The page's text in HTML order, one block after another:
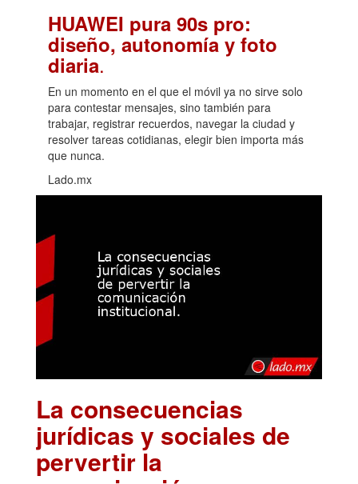
HUAWEI pura 90s pro:
diseño, autonomía y foto
diaria.
En un momento en el que el móvil ya no sirve solo
para contestar mensajes, sino también para
trabajar, registrar recuerdos, navegar la ciudad y
resolver tareas cotidianas, elegir bien importa más
que nunca.
Lado.mx
La consecuencias
jurídicas y sociales de
pervertir la